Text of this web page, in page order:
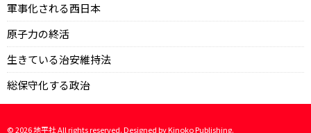
軍事化される西日本
原子力の終活
生きている治安維持法
総保守化する政治
©2026地平社 All rights reserved. Designed byKinoko Publishing.